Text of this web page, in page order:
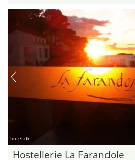
hotel.de
Hostellerie La Farandole